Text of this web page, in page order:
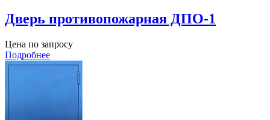
Дверь противопожарная ДПО-1
Цена по запросу
Подробнее